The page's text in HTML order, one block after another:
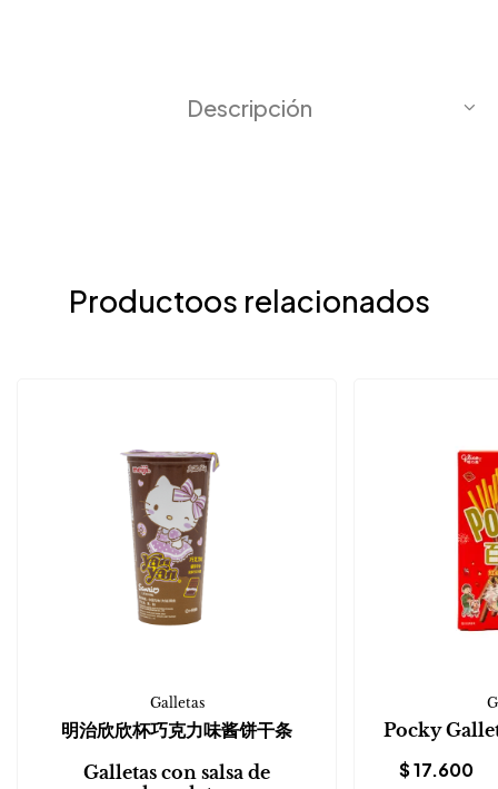
Descripción
Productoos relacionados
Galletas
明治欣欣杯巧克力味酱饼干条
Galletas con salsa de
Pocky
$17.600